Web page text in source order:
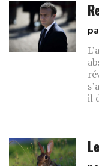
il